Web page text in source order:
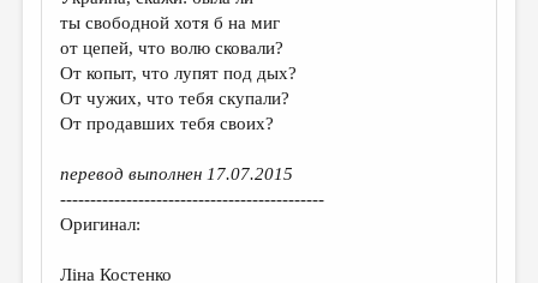
ДАЙДЖЕСТ
ПРОИЗВЕДЕНИЯ
ПЕРЕВОДЫ
ДЕТСКАЯ КОМНАТА
КНИЖНАЯ ПОЛКА
ты свободной хотя б на миг
от цепей, что волю сковали?
От копыт, что лупят под дых?
От чужих, что тебя скупали?
От продавших тебя своих?
перевод выполнен 17.07.2015
--------------------------------------------
Оригинал:
Лiна Костенко